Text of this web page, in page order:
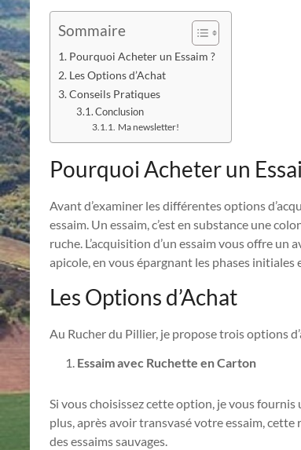
Sommaire
Pourquoi Acheter un Essaim ?
Les Options d’Achat
Conseils Pratiques
Conclusion
Ma newsletter!
Pourquoi Acheter un
Avant d’examiner les différentes options
essaim. Un essaim, c’est en substance une
ruche. L’acquisition d’un essaim vous offre
apicole, en vous épargnant les phases
Les Options d’Achat
Au Rucher du Pillier, je propose trois options
Essaim avec Ruchette en Carton
Si vous choisissez cette option, je vous
plus, après avoir transvasé votre essaim,
des essaims sauvages.